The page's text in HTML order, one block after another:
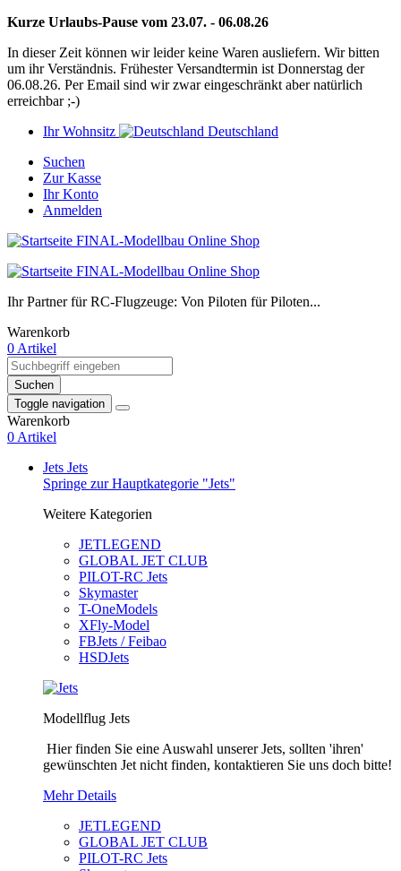
Kurze Urlaubs-Pause vom 23.07. - 06.08.26
In dieser Zeit können wir leider keine Waren ausliefern. Wir bitten
um ihr Verständnis. Frühester Versandtermin ist Donnerstag der
06.08.26. Per Email sind wir zwar eingeschränkt aber natürlich
erreichbar ;-)
Ihr Wohnsitz
Deutschland
Suchen
Zur Kasse
Ihr Konto
Anmelden
Ihr Partner für RC-Flugzeuge: Von Piloten für Piloten...
Warenkorb
0 Artikel
Suchen
Toggle navigation
Warenkorb
0 Artikel
Jets Jets
Springe zur Hauptkategorie "Jets"
Weitere Kategorien
JETLEGEND
GLOBAL JET CLUB
PILOT-RC Jets
Skymaster
T-OneModels
XFly-Model
FBJets / Feibao
HSDJets
Modellflug Jets
Hier finden Sie eine Auswahl unserer Jets, sollten 'ihren'
gewünschten Jet nicht finden, kontaktieren Sie uns doch bitte!
Mehr Details
JETLEGEND
GLOBAL JET CLUB
PILOT-RC Jets